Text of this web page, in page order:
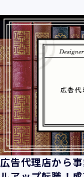
広告代理店から